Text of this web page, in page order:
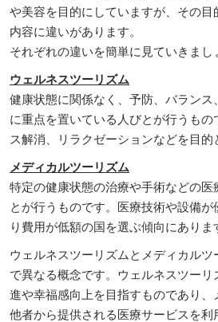
や美容を目的にしていますが、その目
内容に違いがあります。
それぞれの違いを簡単に見ていきまし
ウェルネスツーリズム
健康状態に関係なく、予防、バラン
に重点を置いている人びとが行うもの
ス解消、リラクゼーションなどを目的
メディカルツーリズム
特定の健康状態の治療や手術などの
とが行うものです。医療技術や設備が
り費用が低額の国を選ぶ傾向にありま
ウェルネスツーリズムとメディカルツ
で異なる概念です。ウェルネスツー
進や幸福感向上を目指すものであり
他者から提供される医療サービスを利